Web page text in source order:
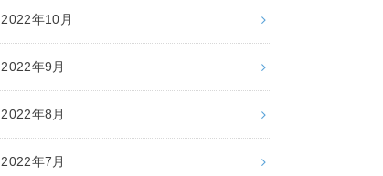
2022年10月
2022年9月
2022年8月
2022年7月